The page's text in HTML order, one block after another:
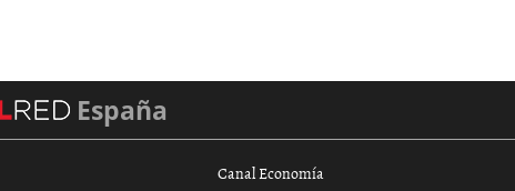
España
Canal Economía